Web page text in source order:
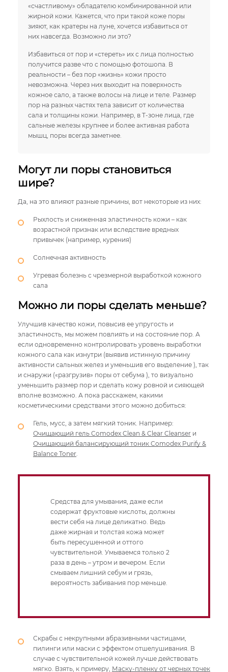
«счастливому» обладателю комбинированной или
жирной кожи. Кажется, что при такой коже поры
зияют, как кратеры на луне, хочется избавиться от
них навсегда. Возможно ли это?
Избавиться от пор и «стереть» их с лица полностью
получится разве что с помощью фотошопа. В
реальности – без пор «жизнь» кожи просто
невозможна. Через них выходит на поверхность
кожное сало, а также волосы на лице и теле. Размер
пор на разных частях тела зависит от количества
сала и толщины кожи. Например, в Т-зоне лица, где
сальные железы крупнее и более активная работа
мышц, поры всегда заметнее.
Могут ли поры становиться
шире?
Да, на это влияют разные причины, вот некоторые из них:
Рыхлость и сниженная эластичность кожи – как
возрастной признак или вследствие вредных
привычек (например, курения)
Солнечная активность
Угревая болезнь с чрезмерной выработкой кожного
сала
Можно ли поры сделать меньше?
Улучшив качество кожи, повысив ее упругость и
эластичность, мы можем повлиять и на состояние пор. А
если одновременно контролировать уровень выработки
кожного сала как изнутри (выявив истинную причину
активности сальных желез и уменьшив его выделение ), так
и снаружи («разгрузив» поры от себума ), то визуально
уменьшить размер пор и сделать кожу ровной и сияющей
вполне возможно. А пока расскажем, какими
косметическими средствами этого можно добиться:
Гель, мусс, а затем мягкий тоник. Например:
Очищающий гель Comodex Clean & Clear Cleanser и
Очищающий балансирующий тоник Comodex Purify &
Balance Toner
Средства для умывания, даже если
содержат фруктовые кислоты, должны
вести себя на лице деликатно. Ведь
даже жирная и толстая кожа может
быть пересушенной и оттого
чувствительной. Умываемся только 2
раза в день – утром и вечером. Если
смываем лишний себум и грязь,
вероятность забивания пор меньше.
Скрабы с некрупными абразивными частицами,
пилинги или маски с эффектом отшелушивания. В
случае с чувствительной кожей лучше действовать
мягко. Взять, к примеру, Маску-пленку от черных точек